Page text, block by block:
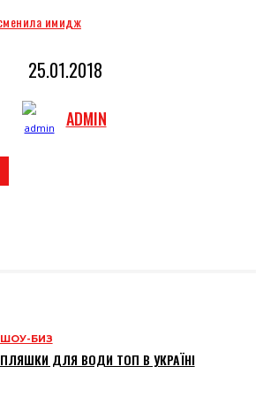
25.01.2018
ADMIN
ШОУ-БИЗ
ПЛЯШКИ ДЛЯ ВОДИ ТОП В УКРАЇНІ